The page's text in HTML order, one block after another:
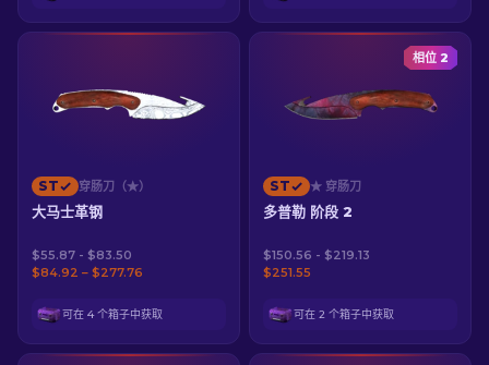
ST 穿肠刀（★）
大马士革钢
$55.87 - $83.50
$84.92 – $277.76
可在 4 个箱子中获取
相位 2
ST ★ 穿肠刀
多普勒 阶段 2
$150.56 - $219.13
$251.55
可在 2 个箱子中获取